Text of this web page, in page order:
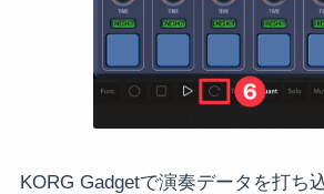
KORG Gadgetで演奏データを打ち